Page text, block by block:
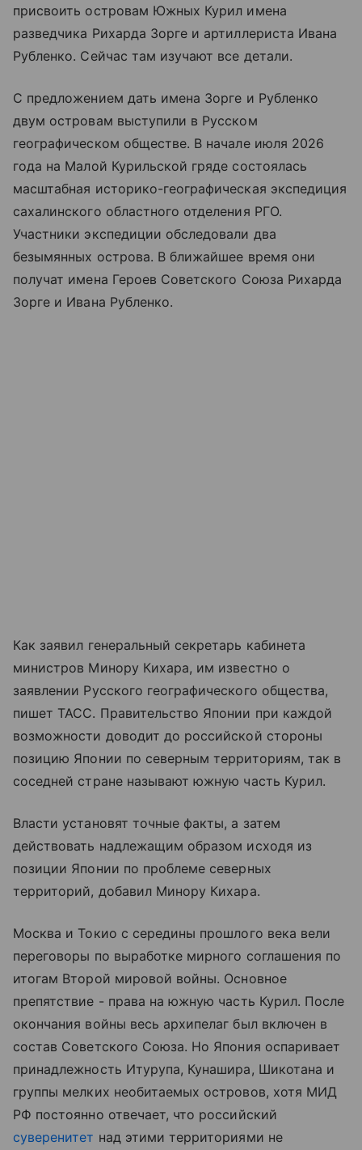
присвоить островам Южных Курил имена
разведчика Рихарда Зорге и артиллериста Ивана
Рубленко. Сейчас там изучают все детали.
С предложением дать имена Зорге и Рубленко
двум островам выступили в Русском
географическом обществе. В начале июля 2026
года на Малой Курильской гряде состоялась
масштабная историко-географическая экспедиция
сахалинского областного отделения РГО.
Участники экспедиции обследовали два
безымянных острова. В ближайшее время они
получат имена Героев Советского Союза Рихарда
Зорге и Ивана Рубленко.
Как заявил генеральный секретарь кабинета
министров Минору Кихара, им известно о
заявлении Русского географического общества,
пишет ТАСС. Правительство Японии при каждой
возможности доводит до российской стороны
позицию Японии по северным территориям, так в
соседней стране называют южную часть Курил.
Власти установят точные факты, а затем
действовать надлежащим образом исходя из
позиции Японии по проблеме северных
территорий, добавил Минору Кихара.
Москва и Токио с середины прошлого века вели
переговоры по выработке мирного соглашения по
итогам Второй мировой войны. Основное
препятствие - права на южную часть Курил. После
окончания войны весь архипелаг был включен в
состав Советского Союза. Но Япония оспаривает
принадлежность Итурупа, Кунашира, Шикотана и
группы мелких необитаемых островов, хотя МИД
РФ постоянно отвечает, что российский
суверенитет над этими территориями не